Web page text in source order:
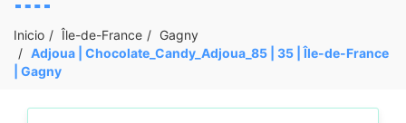
Inicio Île-de-France
Gagny
Adjoua | Chocolate_Candy_Adjoua_85 | 35 | Île-de-France
| Gagny